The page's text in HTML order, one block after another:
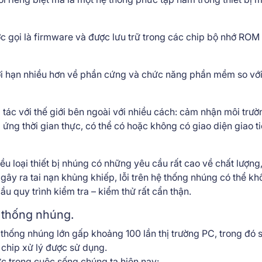
gọi là firmware và được lưu trữ trong các chip bộ nhớ
nhiều hơn về phần cứng và chức năng phần mềm so
với thế giới bên ngoài với nhiều cách: cảm nhận môi
thời gian thực, có thể có hoặc không có giao diện giao
loại thiết bị nhúng có những yêu cầu rất cao về chất
ra tai nạn khủng khiếp, lỗi trên hệ thống nhúng có thể
quy trình kiểm tra – kiểm thử rất cẩn thận.
nhúng.
nhúng lớn gấp khoảng 100 lần thị trường PC, trong đó
xử lý được sử dụng.